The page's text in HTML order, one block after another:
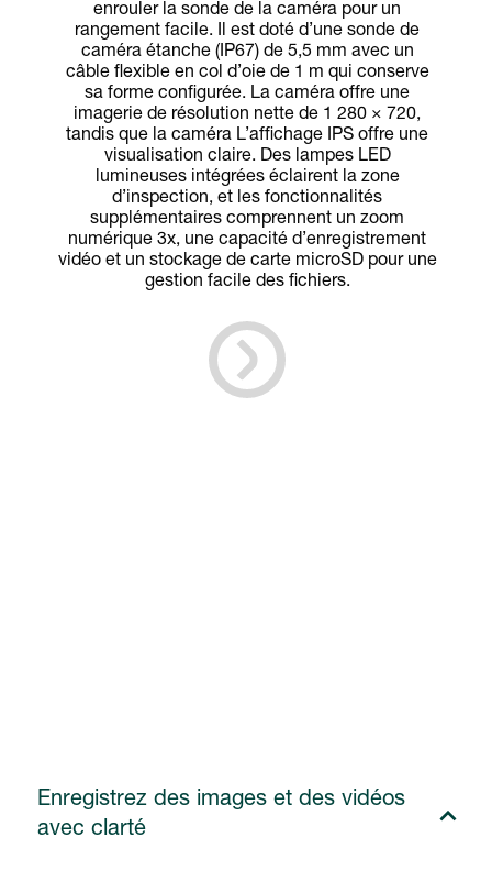
enrouler la sonde de la caméra pour un
rangement facile. Il est doté d’une sonde de
caméra étanche (IP67) de 5,5 mm avec un
câble flexible en col d’oie de 1 m qui conserve
sa forme configurée. La caméra offre une
imagerie de résolution nette de 1 280 × 720,
tandis que la caméra L’affichage IPS offre une
visualisation claire. Des lampes LED
lumineuses intégrées éclairent la zone
d’inspection, et les fonctionnalités
supplémentaires comprennent un zoom
numérique 3x, une capacité d’enregistrement
vidéo et un stockage de carte microSD pour une
gestion facile des fichiers.
Enregistrez des images et des vidéos
avec clarté